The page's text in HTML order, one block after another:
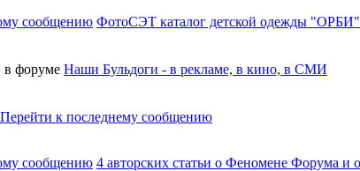
сообщению ФотоСЭТ каталог детской одежды
в форуме Наши Бульдоги - в рекламе, в кино, в СМИ
Перейти к последнему сообщению
сообщению 4 авторских статьи о Феномене Форума и